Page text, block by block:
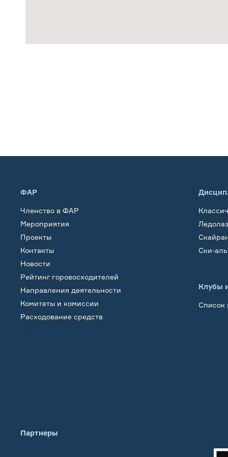
ФАР
Членство в ФАР
Мероприятия
Проекты
Контакты
Новости
Рейтинг горовосходителей
Направления деятельности
Комитеты и комиссии
Расходование средств
Ски-
Клубы
Список
Партнеры